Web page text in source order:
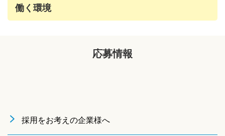
働く環境
応募情報
採用をお考えの企業様へ